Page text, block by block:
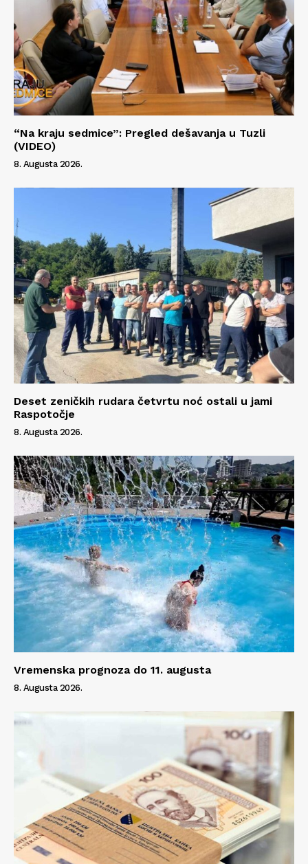
Kontakt
Impressum
“Na kraju sedmice”: Pregled dešavanja u Tuzli
(VIDEO)
8. Augusta 2026.
Deset zeničkih rudara četvrtu noć ostali u jami
Raspotočje
8. Augusta 2026.
Vremenska prognoza do 11. augusta
8. Augusta 2026.